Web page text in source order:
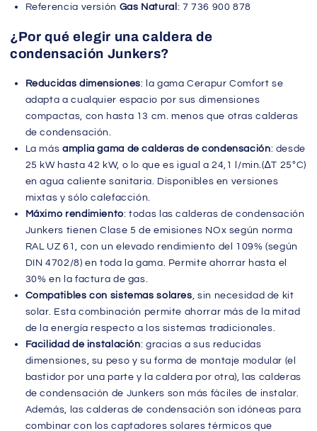
Referencia versión Gas Natural : 7 736 900 878
¿Por qué elegir una caldera de
condensación Junkers?
Reducidas dimensiones: la gama Cerapur Comfort se
adapta a cualquier espacio por sus dimensiones
compactas, con hasta 13 cm. menos que otras calderas
de condensación.
La másamplia gama de calderas de condensación: desde
25 kW hasta 42 kW, o lo que es igual a 24,1 l/min.(∆T 25ºC)
en agua caliente sanitaria. Disponibles en versiones
mixtas y sólo calefacción.
Máximo rendimiento: todas las calderas de condensación
Junkers tienen Clase 5 de emisiones NOx según norma
RAL UZ 61, con un elevado rendimiento del 109% (según
DIN 4702/8) en toda la gama. Permite ahorrar hasta el
30% en la factura de gas.
Compatibles con sistemas solares, sin necesidad de kit
solar. Esta combinación permite ahorrar más de la mitad
de la energía respecto a los sistemas tradicionales.
Facilidad de instalación: gracias a sus reducidas
dimensiones, su peso y su forma de montaje modular (el
bastidor por una parte y la caldera por otra), las calderas
de condensación de Junkers son más fáciles de instalar.
Además, las calderas de condensación son idóneas para
combinar con los captadores solares térmicos que